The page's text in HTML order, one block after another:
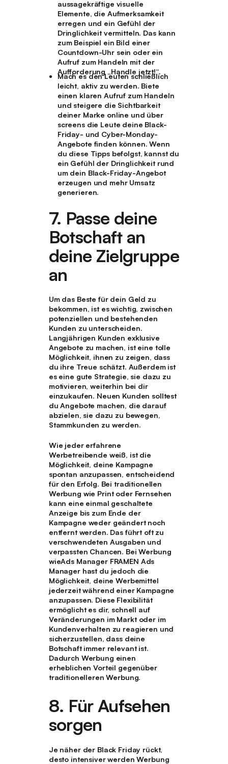
aussagekräftige visuelle
Elemente, die Aufmerksamkeit
erregen und ein Gefühl der
Dringlichkeit vermitteln. Das kann
zum Beispiel ein Bild einer
Countdown-Uhr sein oder ein
Aufruf zum Handeln mit der
Aufforderung „Handle jetzt!“.
Mach es den Leuten schließlich
leicht, aktiv zu werden. Biete
einen klaren Aufruf zum Handeln
und steigere die Sichtbarkeit
deiner Marke online und über
screens die Leute deine Black-
Friday- und Cyber-Monday-
Angebote finden können. Wenn
du diese Tipps befolgst, kannst du
ein Gefühl der Dringlichkeit rund
um dein Black-Friday-Angebot
erzeugen und mehr Umsatz
generieren.
7. Passe deine
Botschaft an
deine Zielgruppe
an
Um das Beste für dein Geld zu
bekommen, ist es wichtig, zwischen
potenziellen und bestehenden
Kunden zu unterscheiden.
Langjährigen Kunden exklusive
Angebote zu machen, ist eine tolle
Möglichkeit, ihnen zu zeigen, dass
du ihre Treue schätzt. Außerdem ist
es eine gute Strategie, sie dazu zu
motivieren, weiterhin bei dir
einzukaufen. Neuen Kunden solltest
du Angebote machen, die darauf
abzielen, sie dazu zu bewegen,
Stammkunden zu werden.
Wie jeder erfahrene
Werbetreibende weiß, ist die
Möglichkeit, deine Kampagne
spontan anzupassen, entscheidend
für den Erfolg. Bei traditionellen
Werbung wie Print oder Fernsehen
kann eine einmal geschaltete
Anzeige bis zum Ende der
Kampagne weder geändert noch
entfernt werden. Das führt oft zu
verschwendeten Ausgaben und
verpassten Chancen. Bei Werbung
wieAds Manager FRAMEN Ads
Manager hast du jedoch die
Möglichkeit, deine Werbemittel
jederzeit während einer Kampagne
anzupassen. Diese Flexibilität
ermöglicht es dir, schnell auf
Veränderungen im Markt oder im
Kundenverhalten zu reagieren und
sicherzustellen, dass deine
Botschaft immer relevant ist.
Dadurch Werbung einen
erheblichen Vorteil gegenüber
traditionelleren Werbung.
8. Für Aufsehen
sorgen
Je näher der Black Friday rückt,
desto intensiver werden Werbung